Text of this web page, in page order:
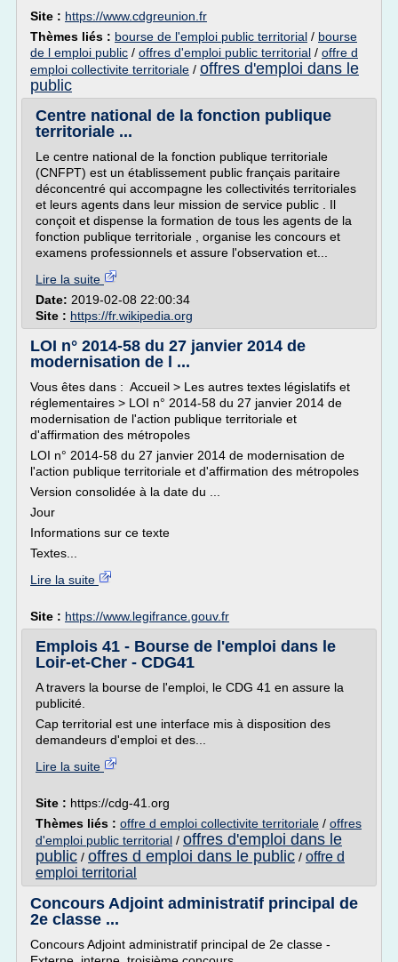
Site : https://www.cdgreunion.fr
Thèmes liés : bourse de l'emploi public territorial / bourse
de l emploi public / offres d'emploi public territorial / offre d
emploi collectivite territoriale / offres d'emploi dans le
public
Centre national de la fonction publique
territoriale ...
Le centre national de la fonction publique territoriale
(CNFPT) est un établissement public français paritaire
déconcentré qui accompagne les collectivités territoriales
et leurs agents dans leur mission de service public . Il
conçoit et dispense la formation de tous les agents de la
fonction publique territoriale , organise les concours et
examens professionnels et assure l'observation et...
Lire la suite
Date: 2019-02-08 22:00:34
Site : https://fr.wikipedia.org
LOI n° 2014-58 du 27 janvier 2014 de
modernisation de l ...
Vous êtes dans : Accueil > Les autres textes législatifs et
réglementaires > LOI n° 2014-58 du 27 janvier 2014 de
modernisation de l'action publique territoriale et
d'affirmation des métropoles
LOI n° 2014-58 du 27 janvier 2014 de modernisation de
l'action publique territoriale et d'affirmation des métropoles
Version consolidée à la date du ...
Jour
Informations sur ce texte
Textes...
Lire la suite
Site : https://www.legifrance.gouv.fr
Emplois 41 - Bourse de l'emploi dans le
Loir-et-Cher - CDG41
A travers la bourse de l'emploi, le CDG 41 en assure la
publicité.
Cap territorial est une interface mis à disposition des
demandeurs d'emploi et des...
Lire la suite
Site : https://cdg-41.org
Thèmes liés : offre d emploi collectivite territoriale / offres
d'emploi public territorial / offres d'emploi dans le
public / offres d emploi dans le public / offre d
emploi territorial
Concours Adjoint administratif principal de
2e classe ...
Concours Adjoint administratif principal de 2e classe -